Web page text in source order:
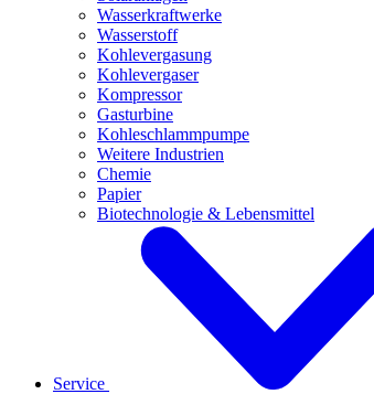
Wasserkraftwerke
Wasserstoff
Kohlevergasung
Kohlevergaser
Kompressor
Gasturbine
Kohleschlammpumpe
Weitere Industrien
Chemie
Papier
Biotechnologie & Lebensmittel
Service